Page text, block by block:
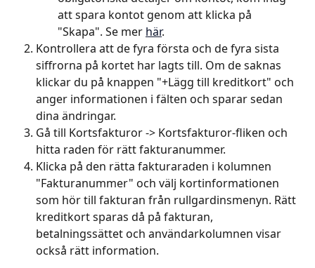
att spara kontot genom att klicka på
"Skapa". Se mer här.
Kontrollera att de fyra första och de fyra sista
siffrorna på kortet har lagts till. Om de saknas
klickar du på knappen "+Lägg till kreditkort" och
anger informationen i fälten och sparar sedan
dina ändringar.
Gå till Kortsfakturor -> Kortsfakturor-fliken och
hitta raden för rätt fakturanummer.
Klicka på den rätta fakturaraden i kolumnen
"Fakturanummer" och välj kortinformationen
som hör till fakturan från rullgardinsmenyn. Rätt
kreditkort sparas då på fakturan,
betalningssättet och användarkolumnen visar
också rätt information.